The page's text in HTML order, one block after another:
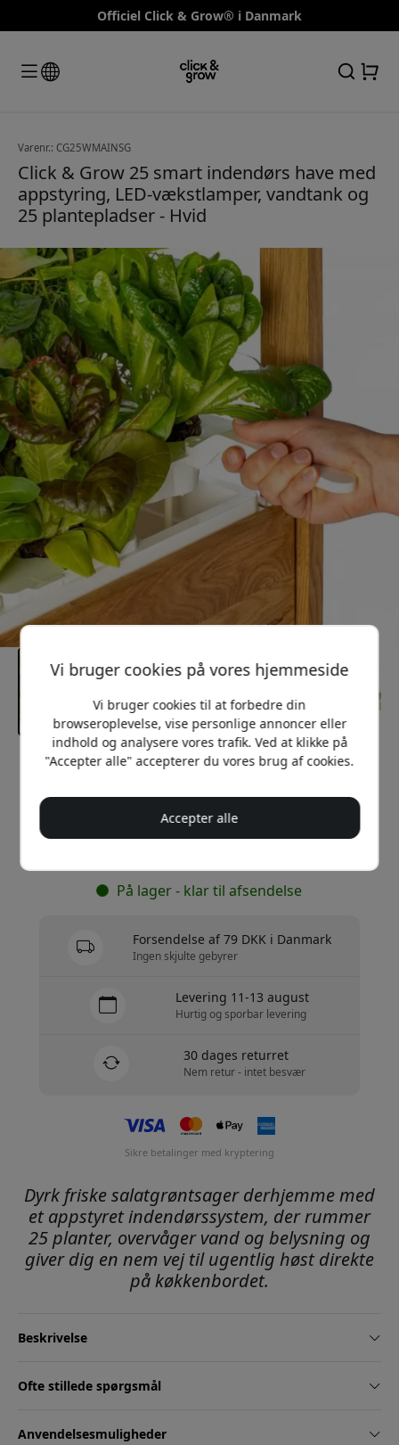
Officiel Click & Grow® i Danmark
Varenr.: CG25WMAINSG
Click & Grow 25 smart indendørs have med
appstyring, LED-vækstlamper, vandtank og
25 plantepladser - Hvid
Anbefalet pris
6 799 DKK
Køb nu
På lager - klar til afsendelse
Forsendelse af 79 DKK i Danmark
Ingen skjulte gebyrer
Levering 11-13 august
Hurtig og sporbar levering
30 dages returret
Nem retur - intet besvær
Sikre betalinger med kryptering
Dyrk friske salatgrøntsager derhjemme med
et appstyret indendørssystem, der rummer
25 planter, overvåger vand og belysning og
giver dig en nem vej til ugentlig høst direkte
på køkkenbordet.
Beskrivelse
Ofte stillede spørgsmål
Anvendelsesmuligheder
Vi bruger cookies på vores hjemmeside
Vi bruger cookies til at forbedre din
browseroplevelse, vise personlige annoncer eller
indhold og analysere vores trafik. Ved at klikke på
"Accepter alle" accepterer du vores brug af cookies.
Accepter alle